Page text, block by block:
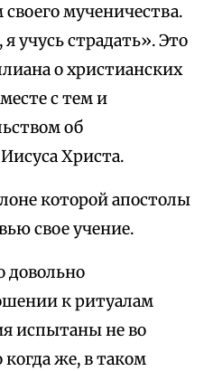
мученичества.
учусь страдать». Это
о христианских
с тем и
об
Христа.
которой апостолы
свое учение.
довольно
к ритуалам
испытаны не во
когда же, в таком